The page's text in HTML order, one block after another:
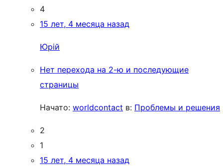
4
15 лет, 4 месяца назад
Юрій
Нет перехода на 2-ю и последующие
страницы
Начато: worldcontact в: Проблемы и решения
2
1
15 лет, 4 месяца назад